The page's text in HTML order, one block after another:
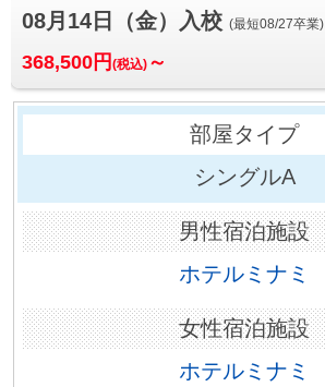
08月14日（金）入校 (最短08/27卒業)
368,500円 (税込) ～
シングルA
ホテルミナミ
ホテルミナミ